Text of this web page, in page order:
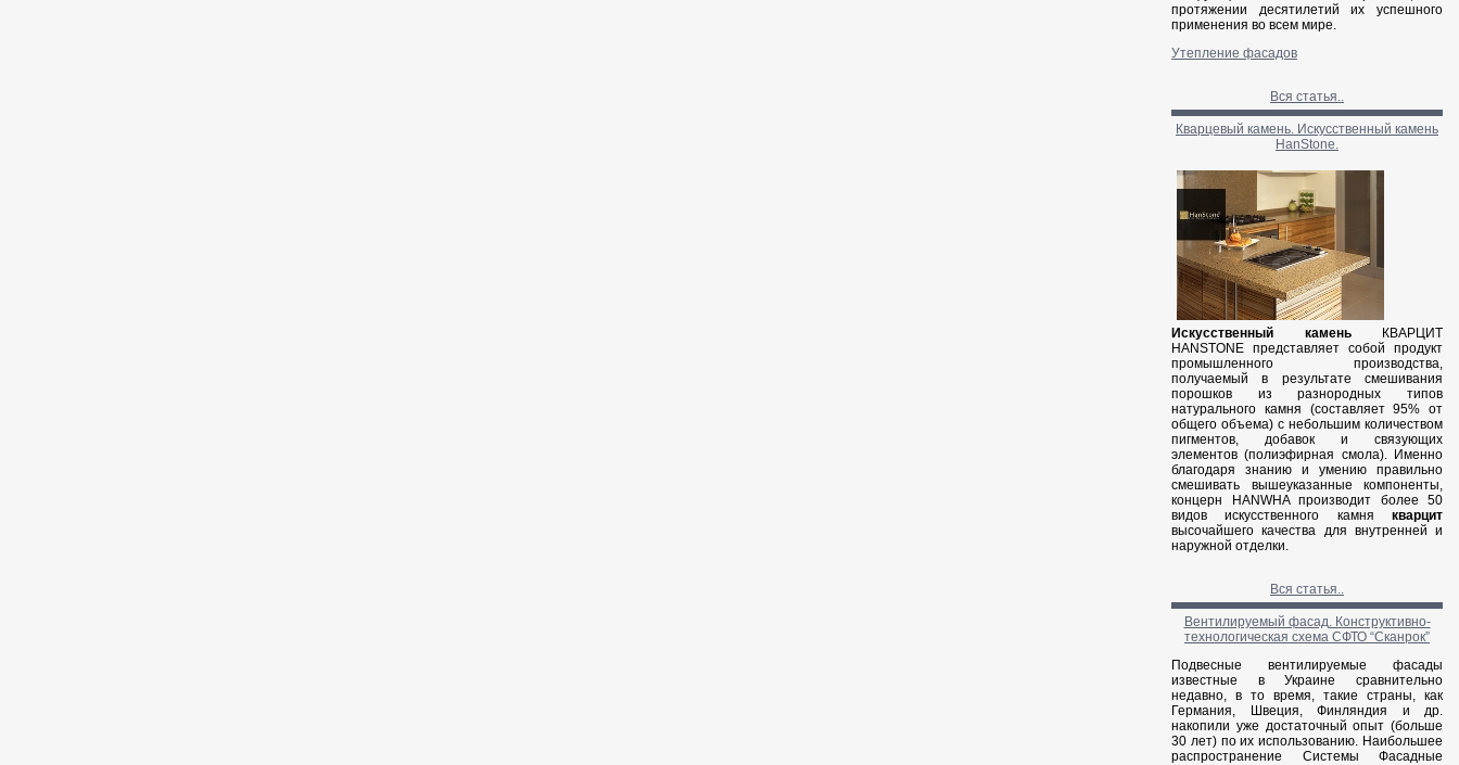
протяжении десятилетий их успешного
применения во всем мире.
Утепление фасадов
Вся статья..
Кварцевый камень. Искусственный камень
HanStone.
Искусственный каменьКВАРЦИТ
HANSTONE представляет собой продукт
промышленного производства,
получаемый в результате смешивания
порошков из разнородных типов
натурального камня (составляет 95% от
общего объема) с небольшим количеством
пигментов, добавок и связующих
элементов (полиэфирная смола). Именно
благодаря знанию и умению правильно
смешивать вышеуказанные компоненты,
концерн HANWHA производит более 50
видов искусственного камня кварцит
высочайшего качества для внутренней и
наружной отделки.
Вся статья..
Вентилируемый фасад. Конструктивно-
технологическая схема СФТО “Сканрок”
Подвесные вентилируемые фасады
известные в Украине сравнительно
недавно, в то время, такие страны, как
Германия, Швеция, Финляндия и др.
накопили уже достаточный опыт (больше
30 лет) по их использованию. Наибольшее
распространение Системы Фасадные